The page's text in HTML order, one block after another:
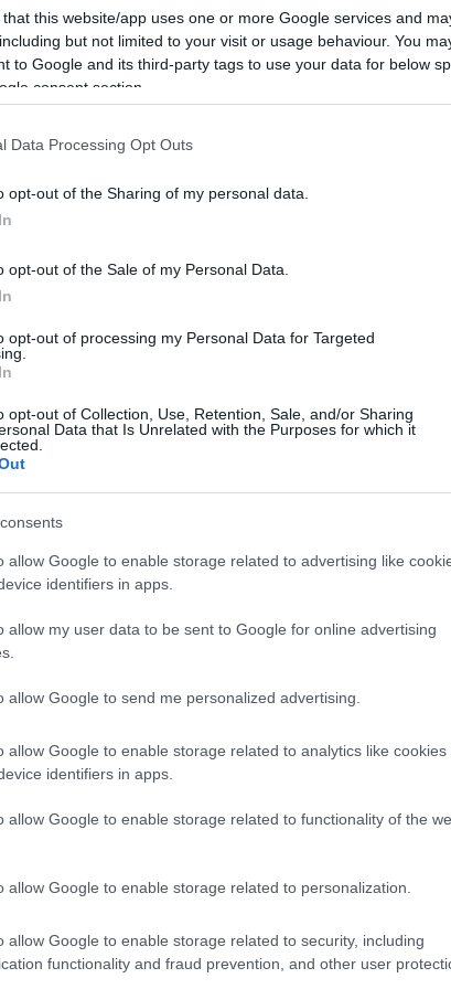
that this website/app uses one or more Google services and
but not limited to your visit or usage behaviour. You
to Google and its third-party tags to use your data for below
consent section.
Data Processing Opt Outs
opt-out of the Sharing of my personal data.
opt-out of the Sale of my Personal Data.
opt-out of processing my Personal Data for Targeted
opt-out of Collection, Use, Retention, Sale, and/or Sharing
Data that Is Unrelated with the Purposes for which it
allow Google to enable storage related to advertising like
identifiers in apps.
allow my user data to be sent to Google for online advertising
allow Google to send me personalized advertising.
allow Google to enable storage related to analytics like cookies
identifiers in apps.
allow Google to enable storage related to functionality of the
allow Google to enable storage related to personalization.
allow Google to enable storage related to security, including
functionality and fraud prevention, and other user
cliccandoqui
nella sezioneLogin
Prossimo articolo